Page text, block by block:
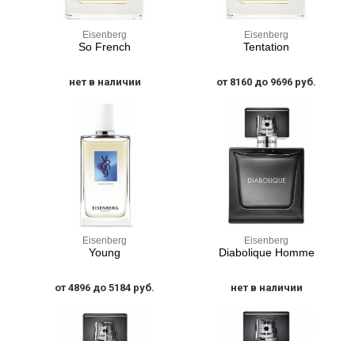
Eisenberg
So French
нет в наличии
Eisenberg
Tentation
от 8160 до 9696 руб.
Eisenberg
Young
от 4896 до 5184 руб.
Eisenberg
Diabolique Homme
нет в наличии